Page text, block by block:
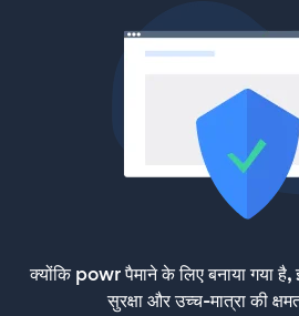
क्योंकि powr पैमाने के लिए बनाया गया
सुरक्षा और उच्च-मात्रा की